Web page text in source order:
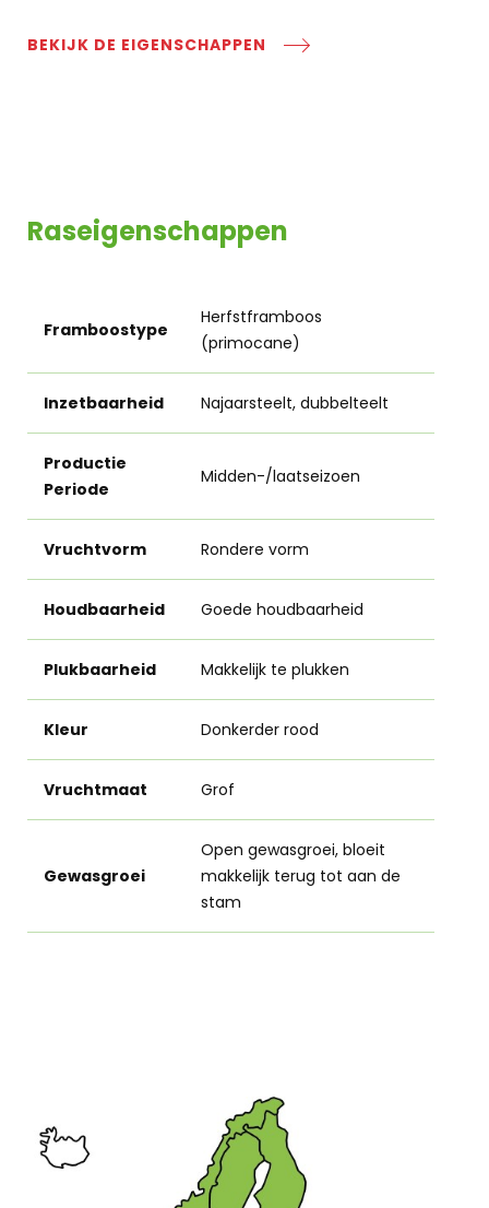
BEKIJK DE EIGENSCHAPPEN
Raseigenschappen
Framboostype
Herfstframboos
(primocane)
Inzetbaarheid Najaarsteelt, dubbelteelt
Productie
Periode
Midden-/laatseizoen
Vruchtvorm Rondere vorm
Houdbaarheid Goede houdbaarheid
Plukbaarheid Makkelijk te plukken
Kleur Donkerder rood
Vruchtmaat Grof
Gewasgroei
Open gewasgroei, bloeit
makkelijk terug tot aan de
stam